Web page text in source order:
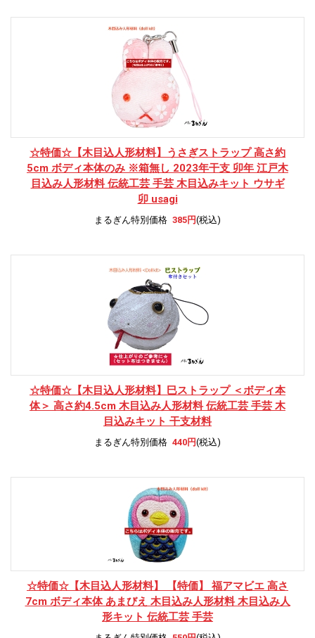
☆特価☆ 【木目込人形材料】うさぎストラップ 高さ約
5cm ボディ本体のみ ※箱無し 2023年干支 卯年 江戸木
目込み人形材料 伝統工芸 手芸 木目込みキット ウサギ
卯 usagi
まるぎん特別価格 385円(税込)
☆特価☆ 【木目込人形材料】巳ストラップ ＜ボディ本
体＞ 高さ約4.5cm 木目込み人形材料 伝統工芸 手芸 木
目込みキット 干支材料
まるぎん特別価格 440円(税込)
☆特価☆ 【木目込人形材料】 【特価】 福アマビエ 高さ
7cm ボディ本体 あまびえ 木目込み人形材料 木目込み人
形キット 伝統工芸 手芸